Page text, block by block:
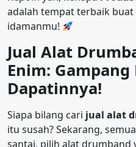
adalah tempat terbaik
idamanmu!
Jual Alat
Enim:
Dapatinnya!
Siapa bilang cari jual alat
itu susah? Sekarang,
santai, pilih alat drumband